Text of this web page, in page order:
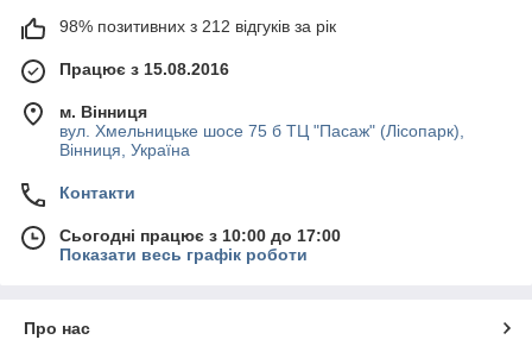
98% позитивних з 212 відгуків за рік
Працює з 15.08.2016
м. Вінниця
вул. Хмельницьке шосе 75 б ТЦ "Пасаж" (Лісопарк),
Вінниця, Україна
Контакти
Сьогодні працює з 10:00 до 17:00
Показати весь графік роботи
Про нас